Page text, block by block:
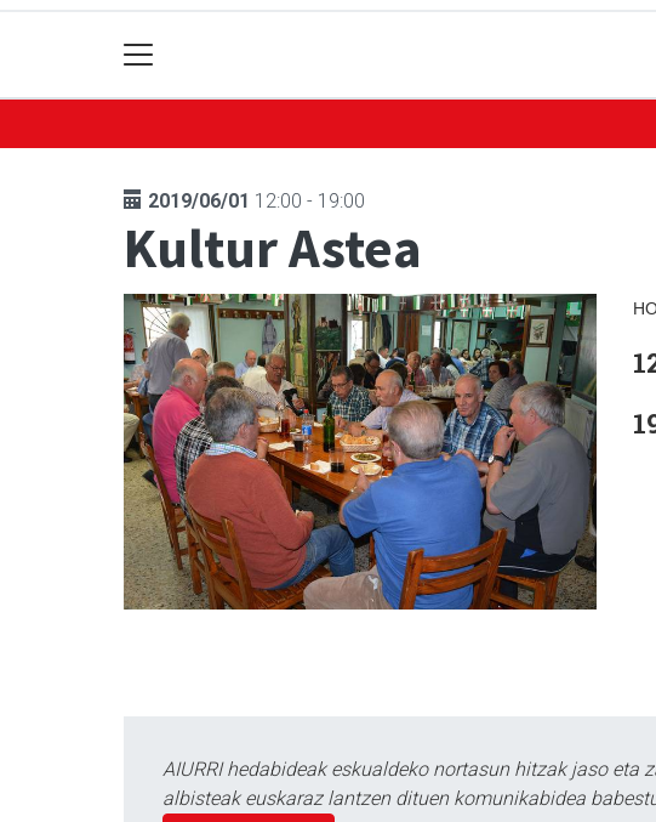
2019/06/01 12:00 - 19:00
Kultur Astea
AIURRI hedabideak eskualdeko nortasun hitzak jaso eta
albisteak euskaraz lantzen dituen komunikabidea